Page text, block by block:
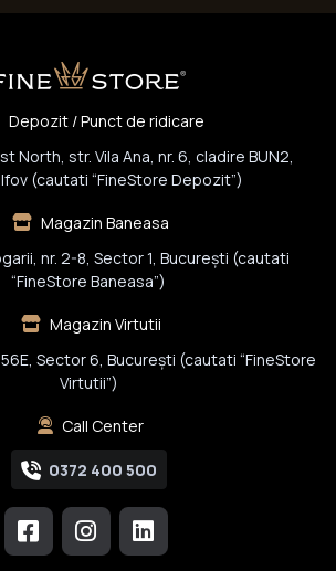
Depozit / Punct de ridicare
North, str. Vila Ana, nr. 6, cladire BUN2,
(cautati “FineStore Depozit”)
Magazin Baneasa
nr. 2-8, Sector 1, Bucureşti (cautati
“FineStore Baneasa”)
Magazin Virtutii
Sector 6, București (cautati “FineStore
Virtutii”)
Call Center
0372 400 500